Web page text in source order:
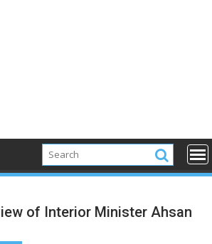
of Interior Minister Ahsan